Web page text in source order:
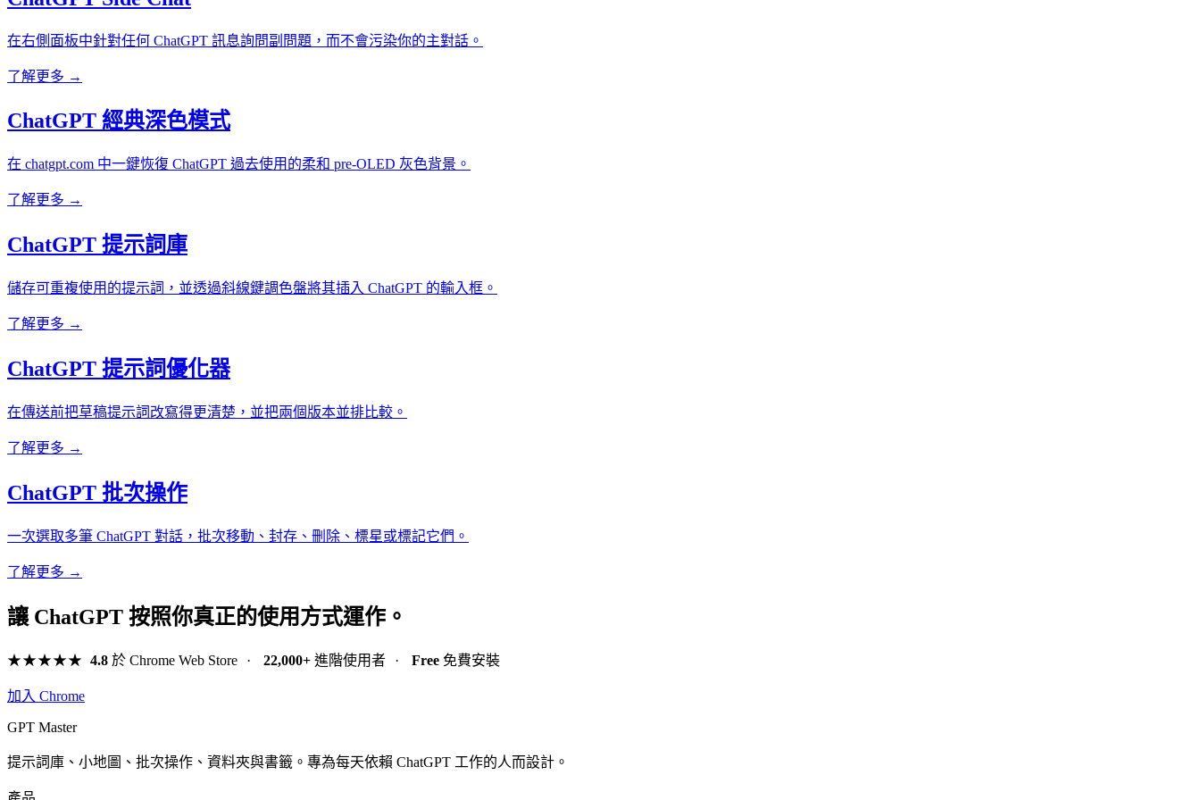
在右側面板中針對任何 ChatGPT 訊息詢問副問題，而不會污染你的主對話。
了解更多 →
ChatGPT 經典深色模式
在 chatgpt.com 中一鍵恢復 ChatGPT 過去使用的柔和 pre-OLED 灰色背景。
了解更多 →
ChatGPT 提示詞庫
儲存可重複使用的提示詞，並透過斜線鍵調色盤將其插入 ChatGPT 的輸入框。
了解更多 →
ChatGPT 提示詞優化器
在傳送前把草稿提示詞改寫得更清楚，並把兩個版本並排比較。
了解更多 →
ChatGPT 批次操作
一次選取多筆 ChatGPT 對話，批次移動、封存、刪除、標星或標記它們。
了解更多 →
讓 ChatGPT 按照你真正的使用方式運作。
★★★★★ 4.8於 Chrome Web Store · 22,000+進階使用者 · Free免費安裝
加入 Chrome
GPT Master
提示詞庫、小地圖、批次操作、資料夾與書籤。專為每天依賴 ChatGPT 工作的人而設計。